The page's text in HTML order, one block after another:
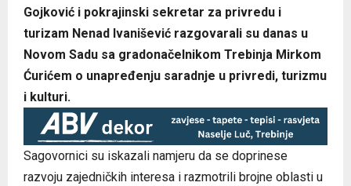
Gojković i pokrajinski sekretar za privredu i
turizam Nenad Ivanišević razgovarali su danas u
Novom Sadu sa gradonačelnikom Trebinja Mirkom
Ćurićem o unapređenju saradnje u privredi, turizmu
i kulturi.
Sagovornici su iskazali namjeru da se doprinese
razvoju zajedničkih interesa i razmotrili brojne oblasti u